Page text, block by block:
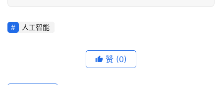
首
人工智能
赞 (0)